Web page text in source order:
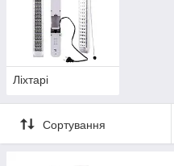
Ліхтарі
Сортування